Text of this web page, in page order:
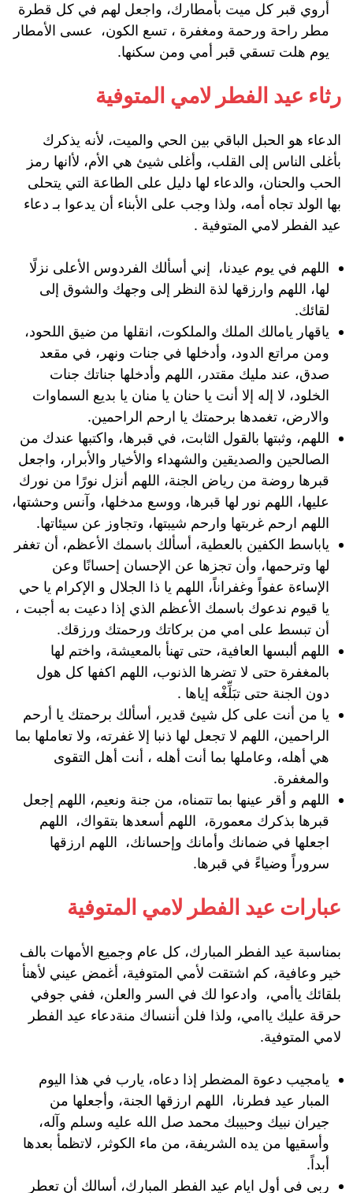
أروي قبر كل ميت بأمطارك، واجعل لهم في كل قطرة
مطر راحة ورحمة ومغفرة ، تسع الكون، عسى الأمطار
يوم هلت تسقي قبر أمي ومن سكنها.
رثاء عيد الفطر لامي المتوفية
الدعاء هو الحبل الباقي بين الحي والميت، لأنه يذكرك
بأغلى الناس إلى القلب، وأغلى شيئ هي الأم، لأانها رمز
الحب والحنان، والدعاء لها دليل على الطاعة التي يتحلى
بها الولد تجاه أمه، ولذا وجب على الأبناء أن يدعوا بـ دعاء
عيد الفطر لامي المتوفية .
اللهم في يوم عيدنا، إني أسألك الفردوس الأعلى نزلًا
لها، اللهم وارزقها لذة النظر إلى وجهك والشوق إلى
لقائك.
ياقهار يامالك الملك والملكوت، انقلها من ضيق اللحود،
ومن مراتع الدود، وأدخلها في جنات ونهر، في مقعد
صدق، عند مليك مقتدر، اللهم وأدخلها جناتك جنات
الخلود، لا إله إلا أنت يا حنان يا منان يا بديع السماوات
والارض، تغمدها برحمتك يا ارحم الراحمين.
اللهم، وثبتها بالقول الثابت، في قبرها، واكتبها عندك من
الصالحين والصديقين والشهداء والأخيار والأبرار، واجعل
قبرها روضة من رياض الجنة، اللهم أنزل نورًا من نورك
عليها، اللهم نور لها قبرها، ووسع مدخلها، وآنس وحشتها،
اللهم ارحم غربتها وارحم شيبتها، وتجاوز عن سيئاتها.
ياباسط الكفين بالعطية، أسألك باسمك الأعظم، أن تغفر
لها وترحمها، وأن تجزها عن الإحسان إحسانًا وعن
الإساءة عفواً وغفراناً، اللهم يا ذا الجلال و الإكرام يا حي
يا قيوم ندعوك باسمك الأعظم الذي إذا دعيت به أجبت ،
أن تبسط على امي من بركاتك ورحمتك ورزقك.
اللهم ألبسها العافية، حتى تهنأ بالمعيشة، واختم لها
بالمغفرة حتى لا تضرها الذنوب، اللهم اكفها كل هول
دون الجنة حتى تبَلِّغْه إياها .
يا من أنت على كل شيئ قدير، أسألك برحمتك يا أرحم
الراحمين، اللهم لا تجعل لها ذنبا إلا غفرته، ولا تعاملها بما
هي أهله، وعاملها بما أنت أهله ، أنت أهل التقوى
والمغفرة.
اللهم و أقر عينها بما تتمناه، من جنة ونعيم، اللهم إجعل
قبرها بذكرك معمورة، اللهم أسعدها بتقواك، اللهم
اجعلها في ضمانك وأمانك وإحسانك، اللهم ارزقها
سروراً وضياءً في قبرها.
عبارات عيد الفطر لامي المتوفية
بمناسبة عيد الفطر المبارك، كل عام وجميع الأمهات بالف
خير وعافية، كم اشتقت لأمي المتوفية، أغمض عيني لأهنأ
بلقائك ياأمي، وادعوا لك في السر والعلن، ففي جوفي
حرقة عليك ياامي، ولذا فلن أننساك منةدعاء عيد الفطر
لامي المتوفية.
يامجيب دعوة المضطر إذا دعاه، يارب في هذا اليوم
المبار عيد فطرنا، اللهم ارزقها الجنة، وأجعلها من
جيران نبيك وحبيبك محمد صل الله عليه وسلم وآله،
وأسقيها من يده الشريفة، من ماء الكوثر، لاتظمأ بعدها
أبداً.
ربي في أول ايام عيد الفطر المبارك، أسالك أن تعطر